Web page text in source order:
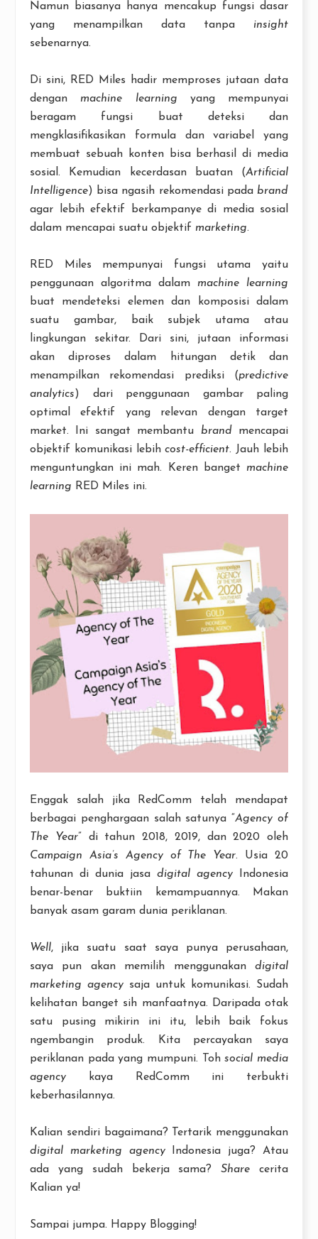
Namun biasanya hanya mencakup fungsi dasar
yang menampilkan data tanpa insight
sebenarnya.
Di sini, RED Miles hadir memproses jutaan data
dengan machine learning yang mempunyai
beragam fungsi buat deteksi dan
mengklasifikasikan formula dan variabel yang
membuat sebuah konten bisa berhasil di media
sosial. Kemudian kecerdasan buatan (Artificial
Intelligence) bisa ngasih rekomendasi pada brand
agar lebih efektif berkampanye di media sosial
dalam mencapai suatu objektif marketing.
RED Miles mempunyai fungsi utama yaitu
penggunaan algoritma dalam machine learning
buat mendeteksi elemen dan komposisi dalam
suatu gambar, baik subjek utama atau
lingkungan sekitar. Dari sini, jutaan informasi
akan diproses dalam hitungan detik dan
menampilkan rekomendasi prediksi (predictive
analytics) dari penggunaan gambar paling
optimal efektif yang relevan dengan target
market. Ini sangat membantu brand mencapai
objektif komunikasi lebihcost-efficient. Jauh lebih
menguntungkan ini mah. Keren banget machine
learning RED Miles ini.
Enggak salah jika RedComm telah mendapat
berbagai penghargaan salah satunya “Agency of
The Year” di tahun 2018, 2019, dan 2020 oleh
Campaign Asia’s Agency of The Year. Usia 20
tahunan di dunia jasa digital agency
Indonesia
benar-benar buktiin kemampuannya. Makan
banyak asam garam dunia periklanan.
Well, jika suatu saat saya punya perusahaan,
saya pun akan memilih menggunakan digital
marketing agency saja untuk komunikasi. Sudah
kelihatan banget sih manfaatnya. Daripada otak
satu pusing mikirin ini itu, lebih baik fokus
ngembangin produk. Kita percayakan saya
periklanan pada yang mumpuni. Tohsocial media
agency kaya RedComm ini terbukti
keberhasilannya.
Kalian sendiri bagaimana? Tertarik menggunakan
digital marketing agency
Indonesia juga? Atau
ada yang sudah bekerja sama?Share cerita
Kalian ya!
Sampai jumpa. Happy Blogging!